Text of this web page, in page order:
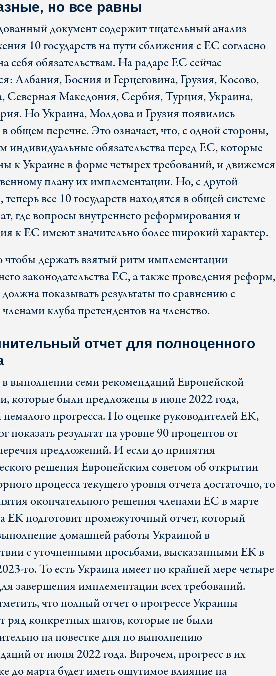
но все равны
документ содержит тщательный анализ
10 государств на пути сближения с ЕС согласно
себя обязательствам. На радаре ЕС сейчас
Албания, Босния и Герцеговина, Грузия, Косово,
Северная Македония, Сербия, Турция, Украина,
Но Украина, Молдова и Грузия появились
общем перечне. Это означает, что, с одной стороны,
индивидуальные обязательства перед ЕС, которые
к Украине в форме четырех требований, и движемся
плану их имплементации. Но, с другой
все 10 государств находятся в общей системе
где вопросы внутреннего реформирования и
к ЕС имеют значительно более широкий характер.
чтобы держать взятый ритм имплементации
законодательства ЕС, а также проведения реформ,
показывать результаты по сравнению с
клуба претендентов на членство.
отчет для полноценного
выполнении семи рекомендаций Европейской
которые были предложены в июне 2022 года,
немалого прогресса. По оценке руководителей ЕК,
показать результат на уровне 90 процентов от
предложений. И если до принятия
решения Европейским советом об открытии
процесса текущего уровня отчета достаточно, то
окончательного решения членами ЕС в марте
ЕК подготовит промежуточный отчет, который
домашней работы Украиной в
с уточненными просьбами, высказанными ЕК в
го. То есть Украина имеет по крайней мере четыре
завершения имплементации всех требований.
что полный отчет о прогрессе Украины
ряд конкретных шагов, которые не были
на повестке дня по выполнению
от июня 2022 года. Впрочем, прогресс в их
до марта будет иметь ощутимое влияние на